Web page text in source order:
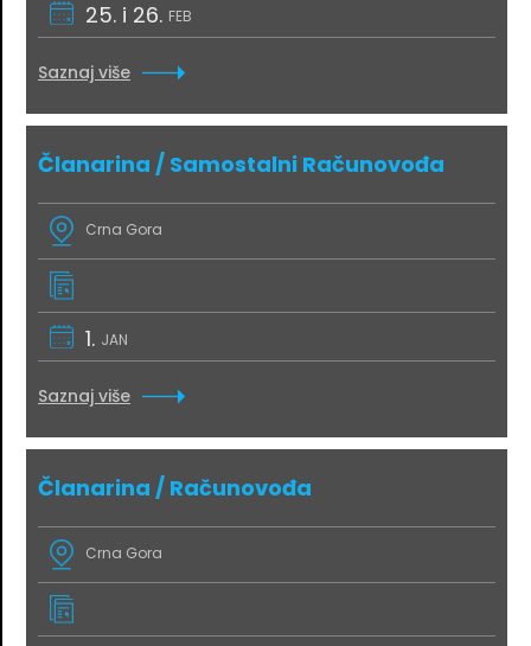
25. i 26. FEB
Saznaj više
Članarina / Samostalni Računovođa
Crna Gora
1. JAN
Saznaj više
Članarina / Računovođa
Crna Gora